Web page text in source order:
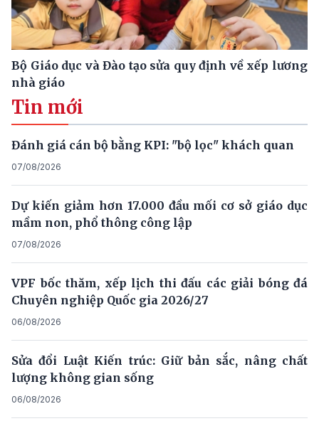
Bộ Giáo dục và Đào tạo sửa quy định về xếp lương
nhà giáo
Tin mới
Đánh giá cán bộ bằng KPI: "bộ lọc" khách quan
07/08/2026
Dự kiến giảm hơn 17.000 đầu mối cơ sở giáo dục
mầm non, phổ thông công lập
07/08/2026
VPF bốc thăm, xếp lịch thi đấu các giải bóng đá
Chuyên nghiệp Quốc gia 2026/27
06/08/2026
Sửa đổi Luật Kiến trúc: Giữ bản sắc, nâng chất
lượng không gian sống
06/08/2026